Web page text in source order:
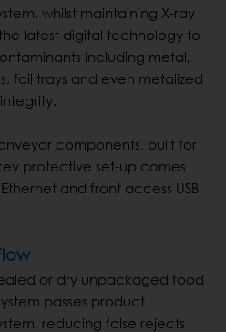
whilst maintaining X-ray
the latest digital technology to
including metal,
foil trays and even metalized
components, built for
protective set-up comes
and front access USB
or dry unpackaged food
passes product
reducing false rejects